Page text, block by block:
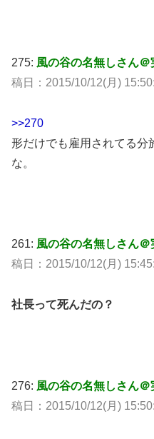
275: 風の谷の名無しさん
稿日：2015/10/12(月)
>>270
形だけでも雇用されてる分
な。
261: 風の谷の名無しさん
稿日：2015/10/12(月)
社長って死んだの？
276: 風の谷の名無しさん
稿日：2015/10/12(月)